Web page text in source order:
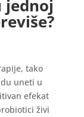
tako
uneti u
efekat
živi